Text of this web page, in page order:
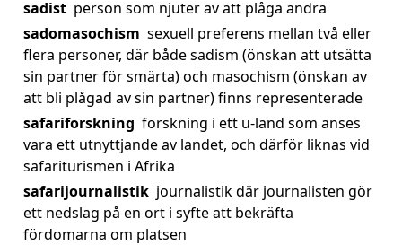
sadist person som njuter av att plåga andra
sadomasochism sexuell preferens mellan två eller
flera personer, där både sadism (önskan att utsätta
sin partner för smärta) och masochism (önskan av
att bli plågad av sin partner) finns representerade
safariforskning forskning i ett u-land som anses
vara ett utnyttjande av landet, och därför liknas vid
safariturismen i Afrika
safarijournalistik journalistik där journalisten gör
ett nedslag på en ort i syfte att bekräfta
fördomarna om platsen